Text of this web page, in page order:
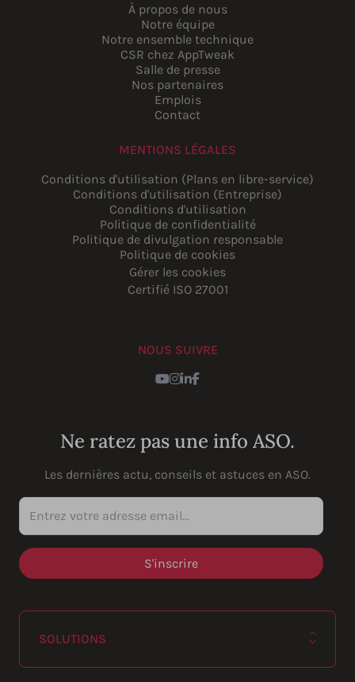
À propos de nous
Notre équipe
Notre ensemble technique
CSR chez AppTweak
Salle de presse
Nos partenaires
Emplois
Contact
MENTIONS LÉGALES
Conditions d'utilisation (Plans en libre-service)
Conditions d'utilisation (Entreprise)
Conditions d'utilisation
Politique de confidentialité
Politique de divulgation responsable
Politique de cookies
Gérer les cookies
Certifié ISO 27001
NOUS SUIVRE
YouTube
Instagram
LinkedIn
Facebook
Ne ratez pas une info ASO.
Les dernières actu, conseils et astuces en ASO.
Entrez votre adresse email...
SOLUTIONS